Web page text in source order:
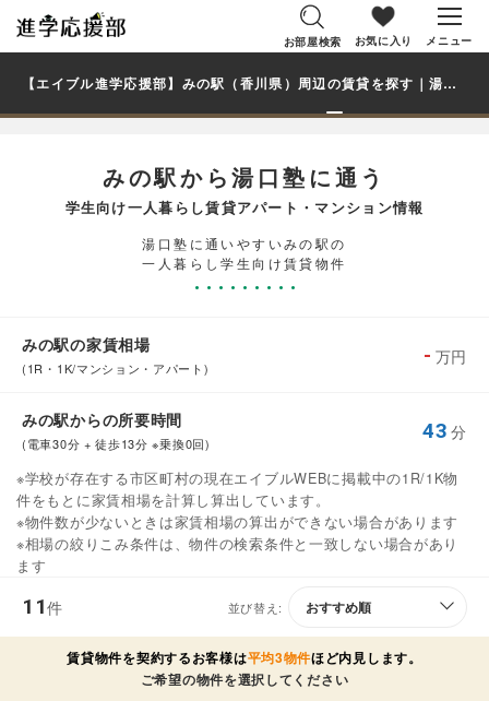
お部屋検索 お気に入り メニュー
【エイブル進学応援部】みの駅（香川県）周辺の賃貸を探す｜湯口塾学生・大学生の一人暮らし向け賃貸マンション・アパート
みの駅から湯口塾に通う
学生向け一人暮らし賃貸アパート・マンション情報
湯口塾に通いやすいみの駅の
一人暮らし学生向け賃貸物件
みの駅の家賃相場
(1R・1K/マンション・アパート)
- 万円
みの駅からの所要時間
(電車30分 + 徒歩13分 ※乗換0回)
43 分
※学校が存在する市区町村の現在エイブルWEBに掲載中の1R/1K物
件をもとに家賃相場を計算し算出しています。
※物件数が少ないときは家賃相場の算出ができない場合があります
※相場の絞りこみ条件は、物件の検索条件と一致しない場合があり
ます
11件 並び替え:
賃貸物件を契約するお客様は平均3物件ほど内見します。
ご希望の物件を選択してください